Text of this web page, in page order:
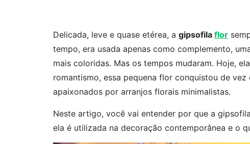
Delicada, leve e quase etérea, a gipsofila flor
tempo, era usada apenas como complemento,
mais coloridas. Mas os tempos mudaram. Hoje,
romantismo, essa pequena flor conquistou de
apaixonados por arranjos florais minimalistas.
Neste artigo, você vai entender por que a
ela é utilizada na decoração contemporânea e o